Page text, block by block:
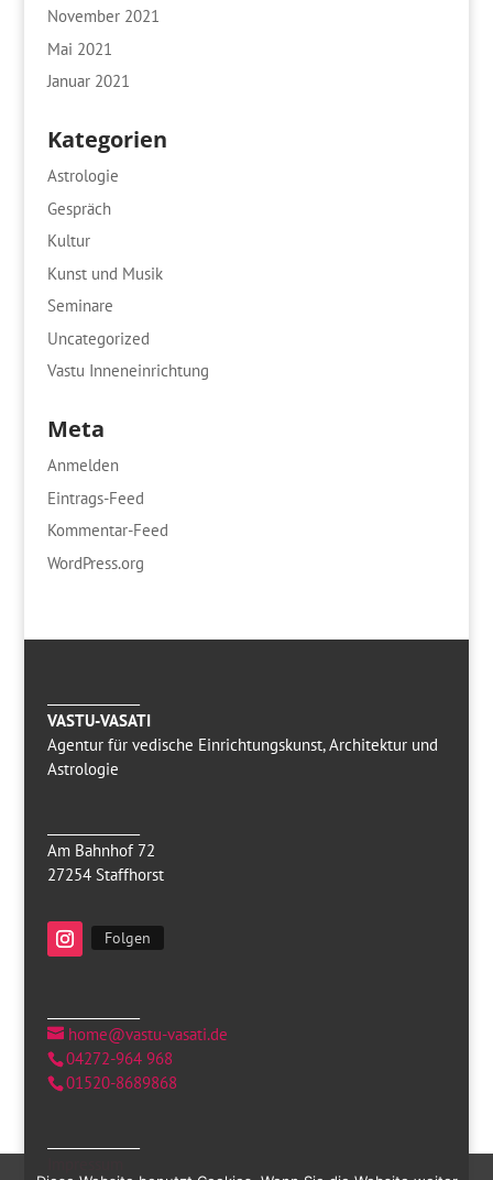
November 2021
Mai 2021
Januar 2021
Kategorien
Astrologie
Gespräch
Kultur
Kunst und Musik
Seminare
Uncategorized
Vastu Inneneinrichtung
Meta
Anmelden
Eintrags-Feed
Kommentar-Feed
WordPress.org
VASTU-VASATI
Agentur für vedische Einrichtungskunst, Architektur und
Astrologie
Am Bahnhof 72
27254 Staffhorst
Folgen
home@vastu-vasati.de
04272-964 968
01520-8689868